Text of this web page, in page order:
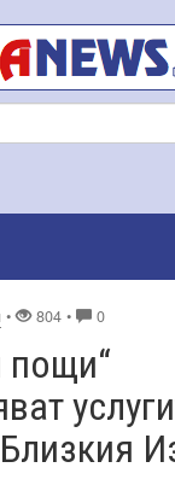
• 804 • 0
пощи“